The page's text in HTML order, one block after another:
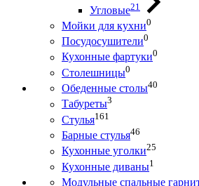
Угловые21
Мойки для кухни0
Посудосушители0
Кухонные фартуки0
Столешницы0
Обеденные столы40
Табуреты3
Стулья161
Барные стулья46
Кухонные уголки25
Кухонные диваны1
Модульные спальные